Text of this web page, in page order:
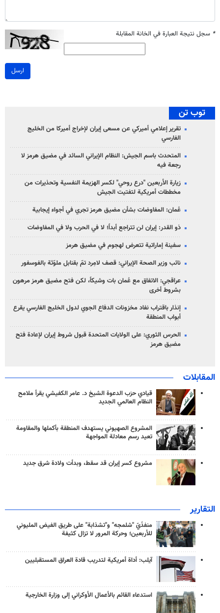
* سجل نتيجة العبارة في الخانة المقابلة
ارسل
توب تن
تقرير إعلامي أميركي عن مسعى إيران لإخراج أميركا من الخليج
الفارسي
المتحدث باسم الجيش: النظام الإيراني السائد في مضيق هرمز لا
رجعة فيه
زيارة الأربعين "درع روحي" لكسر الهزيمة النفسية وتحذيرات من
مخططات أمريكية لتفتيت الجيش
عُمان: المفاوضات بشأن مضيق هرمز تجري في أجواء إيجابية
ذو القدر: إيران لن تتراجع أبداً؛ لا في الحرب ولا في المفاوضات
سفينة إماراتية تتعرض لهجوم في مضيق هرمز
نائب وزير الصحة الإيراني: قصف لامِرد تمّ بقنابل ملوّثة بالفوسفور
عراقجي: الاتفاق مع عُمان بات وشيكاً، لكن فتح مضيق هرمز مرهون
بشروط أخرى
إنذار باقتراب نفاد مخزونات الدفاع الجوي لدول الخليج الفارسي يقرع
أبواب المنطقة
الحرس الثوري: على الولايات المتحدة قبول شروط إيران لإعادة فتح
مضيق هرمز
المقابلات
قيادي حزب الدعوة الشيخ د. عامر الكفيشي يقرأ ملامح
النظام العالمي الجديد
المشروع الصهيوني يستهدف المنطقة بأكملها والمقاومة
تعيد رسم معادلة المواجهة
مشروع كسر إيران قد سقط، وبدأت ولادة شرق جديد
التقارير
منفذَيّ "شلمجه" و"تشذابة" على طريق الفيض المليوني
للأربعين؛ وحركة المرور لا تزال كثيفة
آيلب: أداة أمريكية لتدريب قادة العراق المستقبليين
استدعاء القائم بالأعمال الأوكراني إلى وزارة الخارجية